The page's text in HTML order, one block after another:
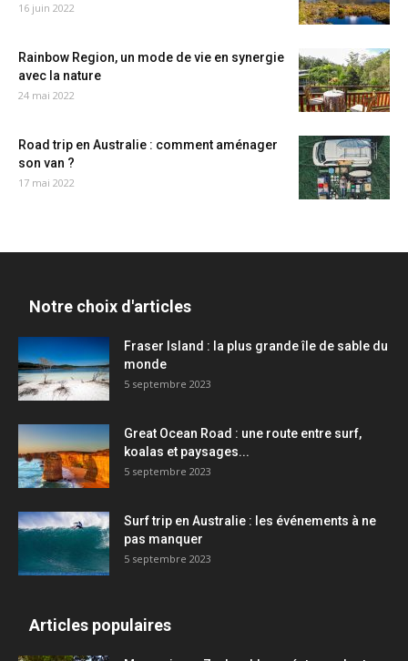
16 juin 2022
Rainbow Region, un mode de vie en synergie
avec la nature
24 mai 2022
Road trip en Australie : comment aménager
son van ?
17 mai 2022
Notre choix d'articles
Fraser Island : la plus grande île de sable du
monde
5 septembre 2023
Great Ocean Road : une route entre surf,
koalas et paysages...
5 septembre 2023
Surf trip en Australie : les événements à ne
pas manquer
5 septembre 2023
Articles populaires